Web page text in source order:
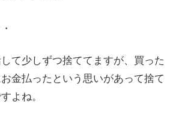
て少しずつ捨ててますが、買った
金払ったという思いがあって捨て
よね。